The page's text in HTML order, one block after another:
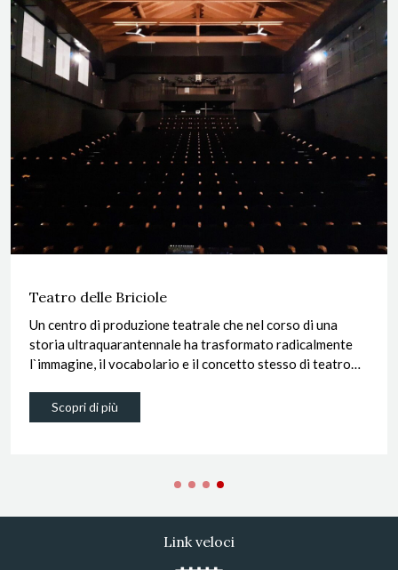
Teatro delle Briciole
Un centro di produzione teatrale che nel corso di una
storia ultraquarantennale ha trasformato radicalmente
l`immagine, il vocabolario e il concetto stesso di teatro
Scopri di più
Link veloci